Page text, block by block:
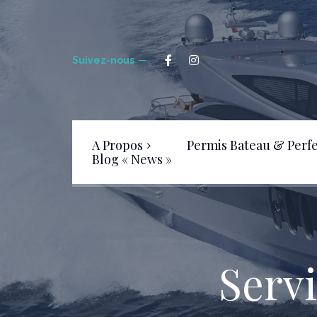
Suivez-nous
A Propos
FAQ – Foire aux Questions
Permis Bateau &
Blog « News »